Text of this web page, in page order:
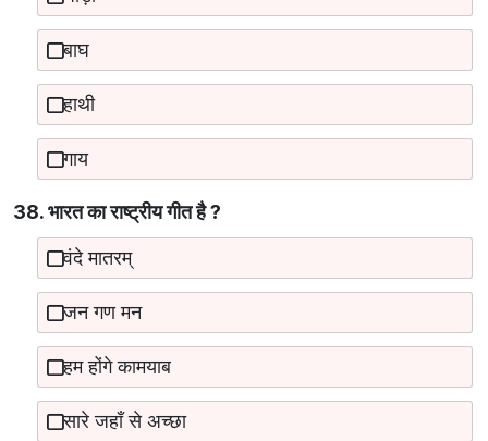
बाघ
हाथी
गाय
38. भारत का राष्‍ट्रीय गीत है ?
वंदे मातरम्
जन गण मन
हम होंगे कामयाब
सारे जहाँ से अच्छा